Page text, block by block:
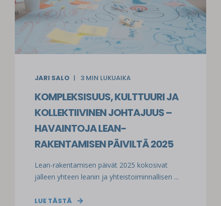
JARI SALO 3 MIN LUKUAIKA
KOMPLEKSISUUS, KULTTUURI JA
KOLLEKTIIVINEN JOHTAJUUS –
HAVAINTOJA LEAN-
RAKENTAMISEN PÄIVILTÄ 2025
Lean-rakentamisen päivät 2025 kokosivat
jälleen yhteen leanin ja yhteistoiminnallisen ...
LUE TÄSTÄ